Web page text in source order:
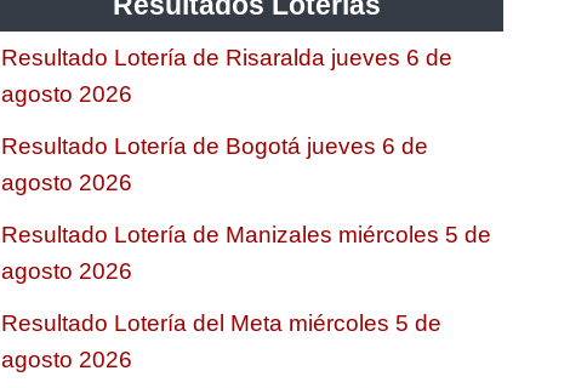
Resultado Lotería de Risaralda jueves 6 de
agosto 2026
Resultado Lotería de Bogotá jueves 6 de
agosto 2026
Resultado Lotería de Manizales miércoles 5 de
agosto 2026
Resultado Lotería del Meta miércoles 5 de
agosto 2026